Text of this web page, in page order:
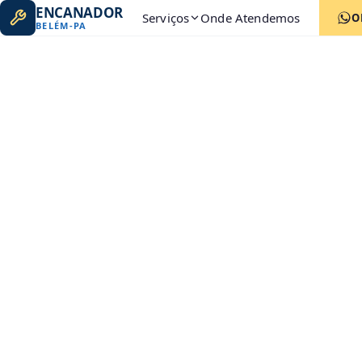
ENCANADOR
BELÉM-PA Serviços Onde Atendemos